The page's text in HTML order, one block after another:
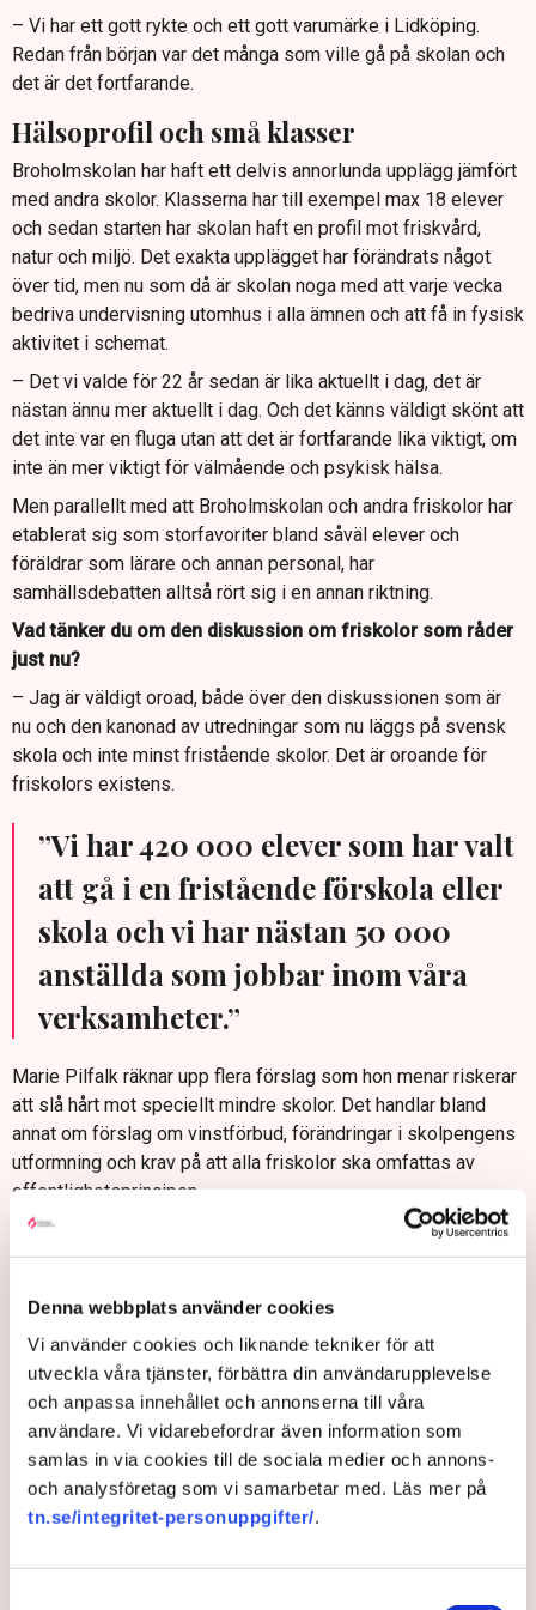
Denna webbplats använder cookies
Vi använder cookies och liknande tekniker för att
utveckla våra tjänster, förbättra din användarupplevelse
och anpassa innehållet och annonserna till våra
användare. Vi vidarebefordrar även information som
samlas in via cookies till de sociala medier och annons-
och analysföretag som vi samarbetar med. Läs mer på
tn.se/integritet-personuppgifter/.
– Vi har ett gott rykte och ett gott varumärke i Lidköping.
Redan från början var det många som ville gå på skolan och
det är det fortfarande.
Hälsoprofil och små klasser
Broholmskolan har haft ett delvis annorlunda upplägg jämfört
med andra skolor. Klasserna har till exempel max 18 elever
och sedan starten har skolan haft en profil mot friskvård,
natur och miljö. Det exakta upplägget har förändrats något
över tid, men nu som då är skolan noga med att varje vecka
bedriva undervisning utomhus i alla ämnen och att få in fysisk
aktivitet i schemat.
– Det vi valde för 22 år sedan är lika aktuellt i dag, det är
nästan ännu mer aktuellt i dag. Och det känns väldigt skönt att
det inte var en fluga utan att det är fortfarande lika viktigt, om
inte än mer viktigt för välmående och psykisk hälsa.
Men parallellt med att Broholmskolan och andra friskolor har
etablerat sig som storfavoriter bland såväl elever och
föräldrar som lärare och annan personal, har
samhällsdebatten alltså rört sig i en annan riktning.
Vad tänker du om den diskussion om friskolor som råder
just nu?
– Jag är väldigt oroad, både över den diskussionen som är
nu och den kanonad av utredningar som nu läggs på svensk
skola och inte minst fristående skolor. Det är oroande för
friskolors existens.
”Vi har 420 000 elever som har valt
att gå i en fristående förskola eller
skola och vi har nästan 50 000
anställda som jobbar inom våra
verksamheter.”
Marie Pilfalk räknar upp flera förslag som hon menar riskerar
att slå hårt mot speciellt mindre skolor. Det handlar bland
annat om förslag om vinstförbud, förändringar i skolpengens
utformning och krav på att alla friskolor ska omfattas av
offentlighetsprincipen.
– Den kommer ju att hamna direkt i knät på mig som skolchef,
säger Marie Pilfalk om det sistnämnda.
– Och jag har inte den kompetensen att möta allmänheten när
Jag skulle behöva kompetensutvecklas och det kommer
också att ta mycket av min tjänst att sköta det. Tid som jag
vill lägga på andra frågor och på att få vara ute i
verksamheten nära eleverna. Så det är en stor fråga.
I dag är skolpengen per elev olika hög i olika kommuner och
många kommuner har en differentierad socioekonomisk
på elevernas socioekonomiska bakgrund.
Nu finns det enligt Marie Pilfalk även ett förslag om att